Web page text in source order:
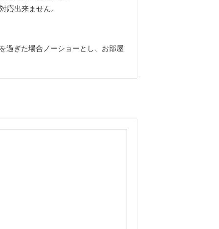
応出来ません。
過ぎた場合ノーショーとし、お部屋